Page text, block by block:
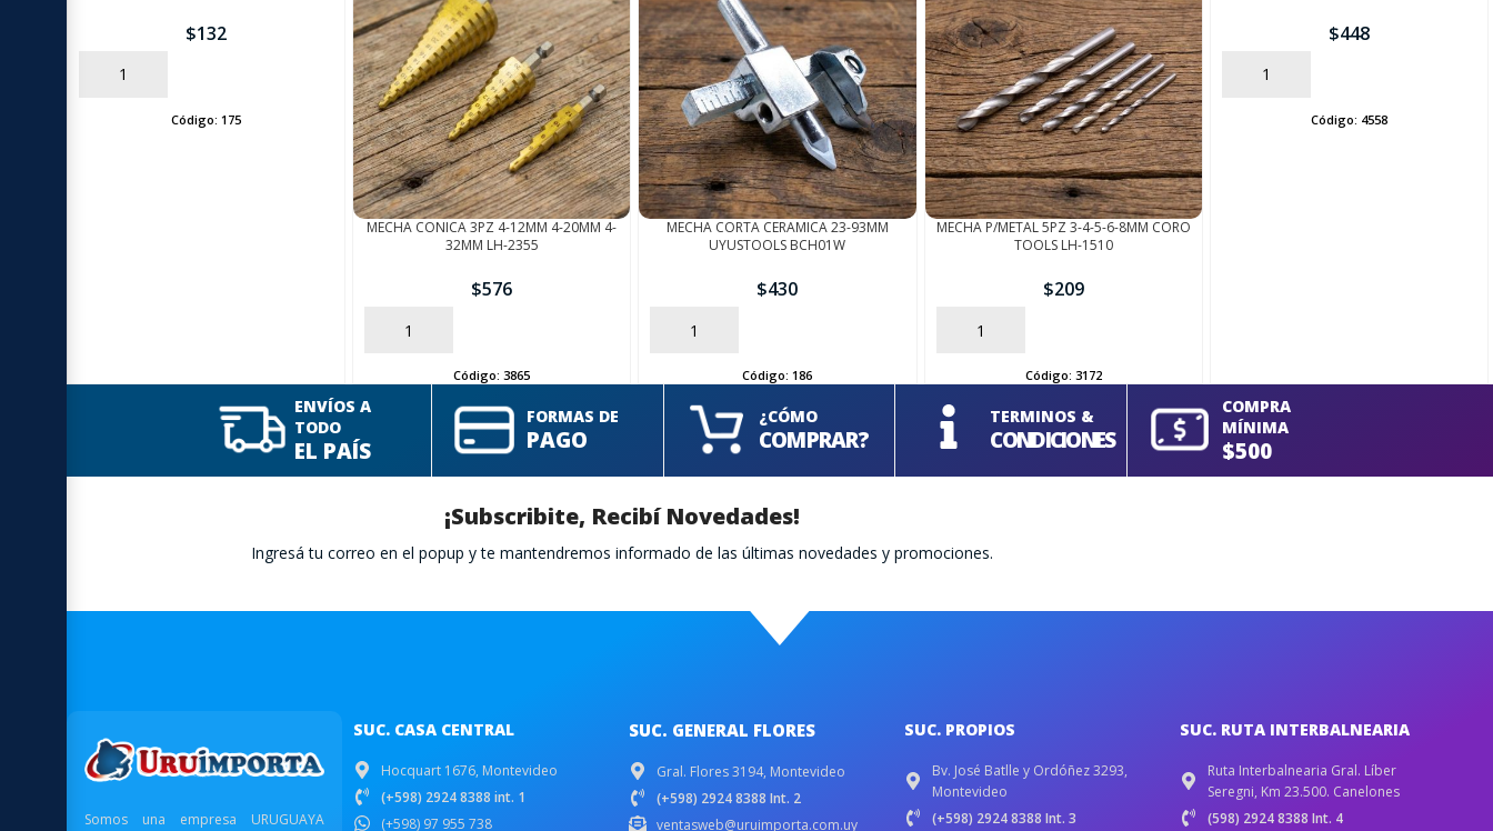
$132
AÑADIR
Código:175
MECHA CONICA 3PZ 4-12MM 4-20MM 4-
32MM LH-2355
$576
AÑADIR
Código:3865
MECHA CORTA CERAMICA 23-93MM
UYUSTOOLS BCH01W
$430
AÑADIR
Código:186
MECHA P/METAL 5PZ 3-4-5-6-8MM CORO
TOOLS LH-1510
$209
AÑADIR
Código: 3172
$448
AÑADIR
Código: 4558
ENVÍOS A
TODO
EL PAÍS
FORMAS DE
PAGO
¿CÓMO
COMPRAR?
TERMINOS &
CONDICIONES
COMPRA
MÍNIMA
$500
¡Subscribite, Recibí Novedades!
Ingresá tu correo en el popup y te mantendremos informado de las últimas novedades y promociones.
Somos una empresa URUGUAYA
SUC. CASA CENTRAL
Hocquart 1676, Montevideo
(+598) 2924 8388 int. 1
(+598) 97 955 738
SUC. GENERAL FLORES
Gral. Flores 3194, Montevideo
(+598) 2924 8388 Int. 2
ventasweb@uruimporta.com.uy
SUC. PROPIOS
Bv. José Batlle y Ordóñez 3293,
Montevideo
(+598) 2924 8388 Int. 3
SUC. RUTA INTERBALNEARIA
Ruta Interbalnearia Gral. Líber
Seregni, Km 23.500. Canelones
(598) 2924 8388 Int. 4